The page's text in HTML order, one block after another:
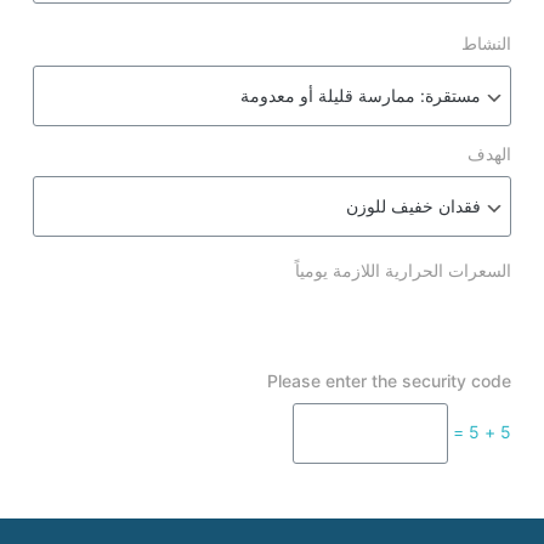
اللازمة يومياً
Please enter the